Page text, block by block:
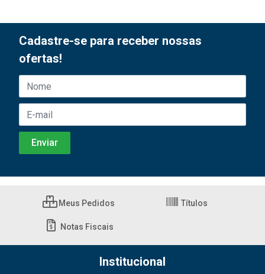
Cadastre-se para receber nossas
ofertas!
Meus Pedidos Títulos
Notas Fiscais
Institucional